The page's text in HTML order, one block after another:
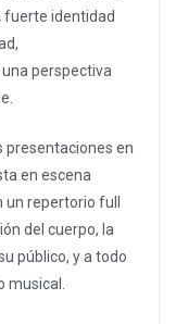
fuerte identidad
perspectiva
presentaciones en
en escena
repertorio full
del cuerpo, la
público, y a todo
musical.